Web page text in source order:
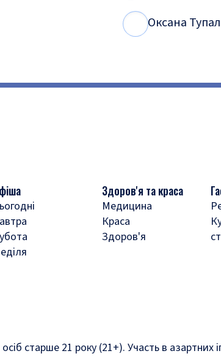
Оксана
Здоров'я та краса
Медицина
Краса
Здоров'я
старше 21 року (21+). Участь в